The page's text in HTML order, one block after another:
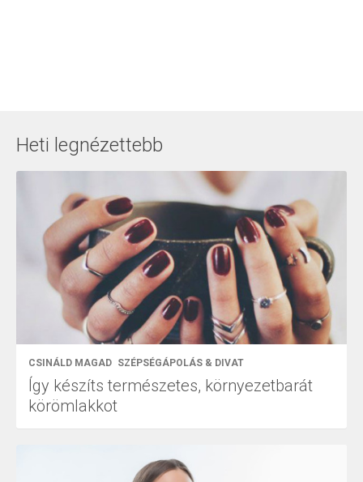
Heti legnézettebb
CSINÁLD MAGAD SZÉPSÉGÁPOLÁS & DIVAT
Így készíts természetes, környezetbarát
körömlakkot